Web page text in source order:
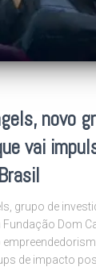
novo
vai
grupo de
Dom
de impacto